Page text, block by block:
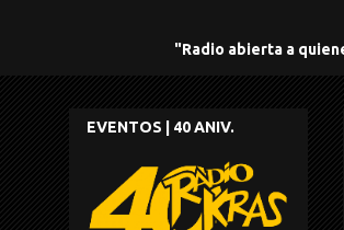
"Radio abierta a
EVENTOS | 40 ANIV.